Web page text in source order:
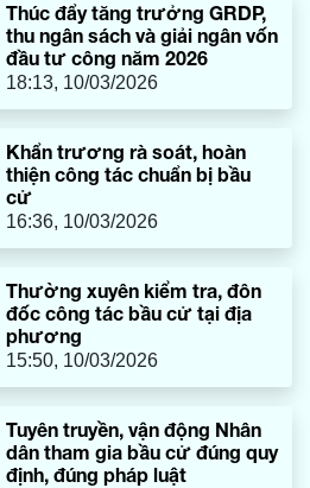
Thúc đẩy tăng trưởng GRDP,
thu ngân sách và giải ngân vốn
đầu tư công năm 2026
18:13, 10/03/2026
Khẩn trương rà soát, hoàn
thiện công tác chuẩn bị bầu
cử
16:36, 10/03/2026
Thường xuyên kiểm tra, đôn
đốc công tác bầu cử tại địa
phương
15:50, 10/03/2026
Tuyên truyền, vận động Nhân
dân tham gia bầu cử đúng quy
định, đúng pháp luật